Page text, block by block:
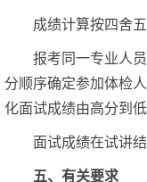
成绩计算按四舍
报考同一专业人
分顺序确定参加体检
化面试成绩由高分到
面试成绩在试讲
五、有关要求